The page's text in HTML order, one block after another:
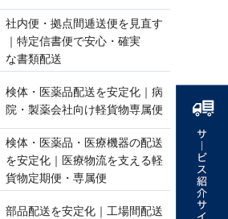
社内便・拠点間逓送便を見直す
｜特定信書便で安心・確実
な 書 類 配 送
検体・医薬品配送を安定化｜病
院・製薬会社向け軽貨 物 専 属 便
検体・医薬品・医療機器の配送
を安定化｜医療物流を支える軽
貨物定期便 ・ 専 属 便
部品配送を安定化｜工場間配送